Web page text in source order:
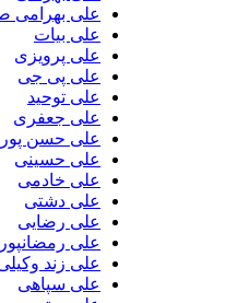
علی بهرامی
علی بیات
علی پرویزی
علی پی جی
علی توحید
علی جعفری
علی حسن پور
علی حسینی
علی خادمی
علی دشتی
علی رضایی
علی
علی زند
علی سپاهی